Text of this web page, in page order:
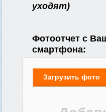
уходят)
Фотоотчет с
смартфона:
Загрузить фото